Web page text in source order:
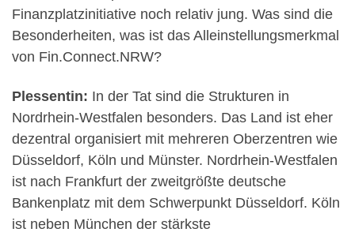
Finanzplatzinitiative noch relativ jung. Was sind die
Besonderheiten, was ist das Alleinstellungsmerkmal
von Fin.Connect.NRW?
Plessentin: In der Tat sind die Strukturen in
Nordrhein-Westfalen besonders. Das Land ist eher
dezentral organisiert mit mehreren Oberzentren wie
Düsseldorf, Köln und Münster. Nordrhein-Westfalen
ist nach Frankfurt der zweitgrößte deutsche
Bankenplatz mit dem Schwerpunkt Düsseldorf. Köln
ist neben München der stärkste